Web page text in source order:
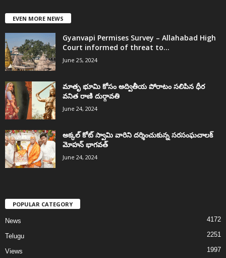
EVEN MORE NEWS
Gyanvapi Permises Survey – Allahabad High
Court informed of threat to...
June 25, 2024
మాతృ భూమి కోసం అద్వితీయ పోరాటం సలిపిన ధీర
వనిత రాణి దుర్గావతి
June 24, 2024
అక్కల్‌ కోట్‌ స్వామి వారిని దర్శించుకున్న సరసంఘచాలక్
మోహన్ భాగవత్
June 24, 2024
POPULAR CATEGORY
News 4172
Telugu 2251
Views 1997